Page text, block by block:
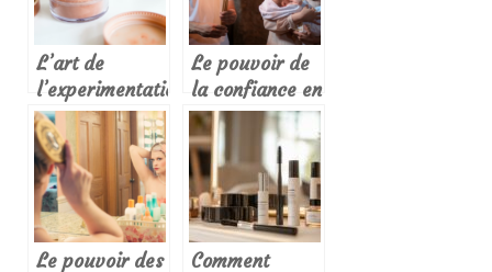
L’art de
l’experimentation
: quand un blog
beaute booste
la creativite
dans le
maquillage
Le pouvoir de
la confiance en
soi : Comment
un blog beaute
peut vous
aider a vous
sentir
eblouissante
Le pouvoir des
Comment